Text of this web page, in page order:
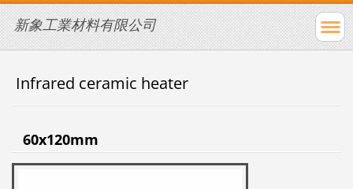
新象工業材料有限公司
Infrared ceramic heater
60x120mm